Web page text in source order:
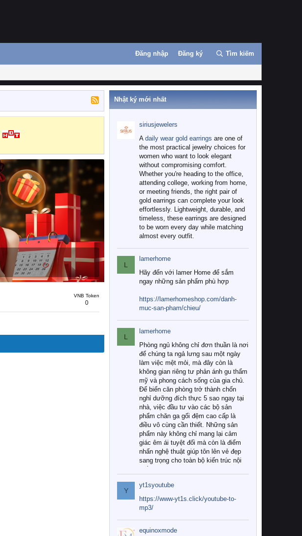
Đăng nhập Đăng ký Tìm kiếm
VNB Token
0
Nhật ký mới nhất
siriusjewelers
A daily wear gold earrings are one of
the most practical jewelry choices for
women who want to look elegant
without compromising comfort.
Whether you're heading to the office,
attending college, working from home,
or meeting friends, the right pair of
gold earrings can complete your look
effortlessly. Lightweight, durable, and
timeless, these earrings are designed
to be worn every day while matching
almost every outfit.
L
lamerhome
Hãy đến với lamer Home để sắm
ngay những sản phẩm phù hợp
https://lamerhomeshop.com/danh-
muc-san-pham/chieu/
L
lamerhome
Phòng ngủ không chỉ đơn thuần là nơi
để chúng ta ngả lưng sau một ngày
làm việc mệt mỏi, mà đây còn là
không gian riêng tư phản ánh gu thẩm
mỹ và phong cách sống của gia chủ.
Để biến căn phòng trở thành chốn
nghỉ dưỡng đích thực 5 sao ngay tại
nhà, việc đầu tư vào các bộ sản
phẩm chăn ga gối đệm cao cấp là
điều vô cùng cần thiết. Những sản
phẩm này không chỉ mang lại cảm
giác êm ái tuyệt đối mà còn là điểm
nhấn nghệ thuật giúp tôn lên vẻ đẹp
sang trọng cho toàn bộ kiến trúc nội
Tuy nhiên, giữa thị trường đa dạng
với vô vàn thương hiệu và mẫu mã
như hiện nay, làm thế nào để chọn
được những bộ chăn ga gối đệm cao
cấp thực sự chất lượng, phù hợp với
khí hậu và nhu cầu sử dụng của gia
Y
yt1syoutube
https://www-yt1s.click/youtube-to-
mp3/
equinoxmode